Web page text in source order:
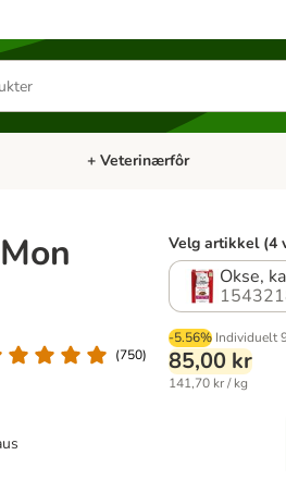
Fugl
Åpne kategorimeny: Fisk
+ Veterinærfôr
(750)
Velg artikkel (4
Okse,
-5.56% Individuelt
85,00 kr
141,70 kr / kg